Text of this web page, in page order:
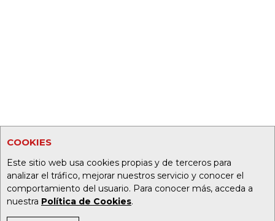
COOKIES
Este sitio web usa cookies propias y de terceros para
analizar el tráfico, mejorar nuestros servicio y conocer el
comportamiento del usuario. Para conocer más, acceda a
nuestra Política de Cookies.